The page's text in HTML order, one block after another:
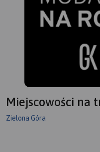
Miejscowości na
Zielona Góra